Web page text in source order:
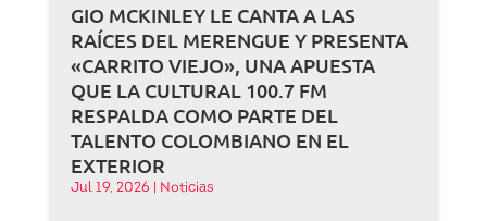
GIO MCKINLEY LE CANTA A LAS
RAÍCES DEL MERENGUE Y PRESENTA
«CARRITO VIEJO», UNA APUESTA
QUE LA CULTURAL 100.7 FM
RESPALDA COMO PARTE DEL
TALENTO COLOMBIANO EN EL
EXTERIOR
Jul 19, 2026 Noticias